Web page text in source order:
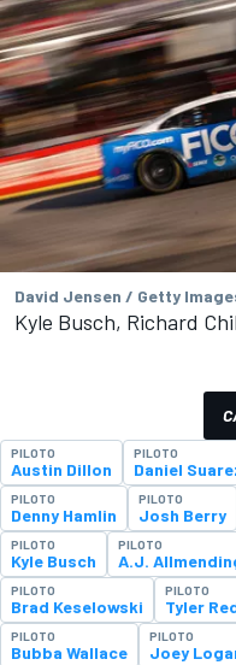
David Jensen / Getty
Kyle Busch, Richard
PILOTO
Austin Dillon
PILOTO
Daniel
PILOTO
Denny Hamlin
PILOTO
Josh Berry
PILOTO
Kyle Busch
PILOTO
A.J.
PILOTO
Brad Keselowski
PILOTO
Tyler
PILOTO
Bubba Wallace
PILOTO
Joey